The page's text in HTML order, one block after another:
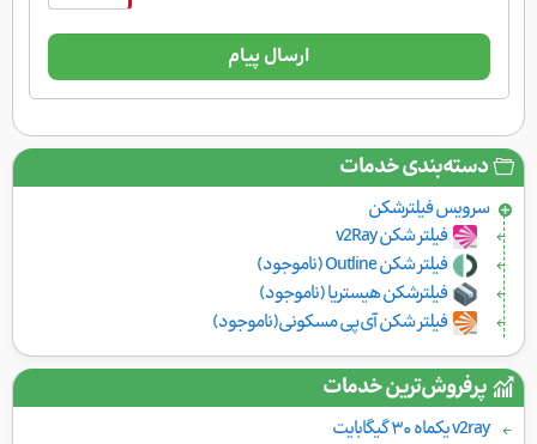
ارسال پیام
دسته‌بندی خدمات
سرویس فیلتر‌شکن
فیلتر شکن v2Ray
فیلتر شکن Outline (ناموجود)
فیلترشکن هیستریا (ناموجود)
فیلتر شکن آی‌پی مسکونی(ناموجود)
پرفروش‌ترین خدمات
v2ray یکماه ۳۰ گیگابایت